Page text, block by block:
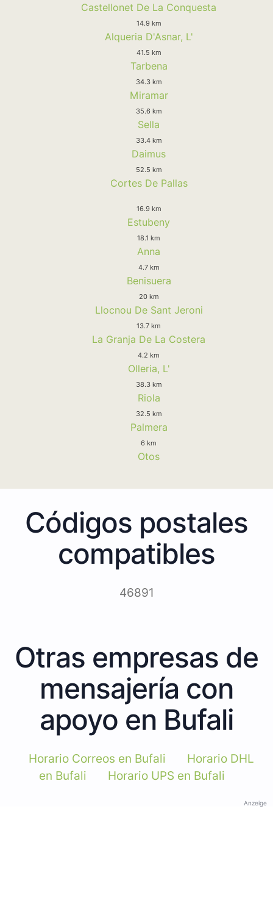
Castellonet De La Conquesta
14.9 km
Alqueria D'Asnar, L'
41.5 km
Tarbena
34.3 km
Miramar
35.6 km
Sella
33.4 km
Daimus
52.5 km
Cortes De Pallas
16.9 km
Estubeny
18.1 km
Anna
4.7 km
Benisuera
20 km
Llocnou De Sant Jeroni
13.7 km
La Granja De La Costera
4.2 km
Olleria, L'
38.3 km
Riola
32.5 km
Palmera
6 km
Otos
Códigos postales
compatibles
46891
Otras empresas de
mensajería con
apoyo en Bufali
Horario Correos en Bufali
Horario DHL
en Bufali
Horario UPS en Bufali
Anzeige